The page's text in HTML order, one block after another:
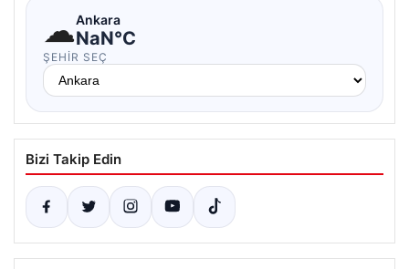
☁Ankara
NaN°C
ŞEHIR SEÇ
Bizi Takip Edin